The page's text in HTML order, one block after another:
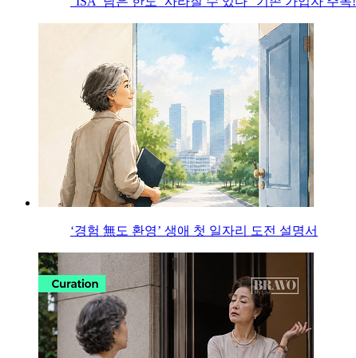
‘경험 無도 환영’ 생애 첫 일자리 도전 설명서